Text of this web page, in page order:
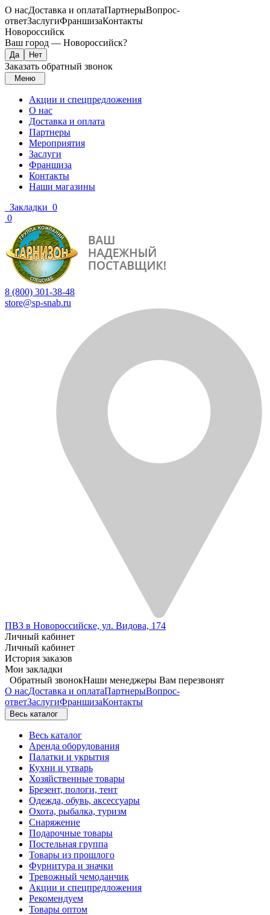
О насДоставка и оплатаПартнерыВопрос-
ответЗаслугиФраншизаКонтакты
Новороссийск
Ваш город — Новороссийск?
Заказать обратный звонок
Меню
Акции и спецпредложения
О нас
Доставка и оплата
Партнеры
Мероприятия
Заслуги
Франшиза
Контакты
Наши магазины
Закладки 0
0
8 (800) 301-38-48
store@sp-snab.ru
ПВЗ в Новороссийске, ул. Видова, 174
Личный кабинет
Личный кабинет
История заказов
Мои закладки
Обратный звонокНаши менеджеры Вам перезвонят
О насДоставка и оплатаПартнерыВопрос-
ответЗаслугиФраншизаКонтакты
Весь каталог
Весь каталог
Аренда оборудования
Палатки и укрытия
Кухни и утварь
Хозяйственные товары
Брезент, пологи, тент
Одежда, обувь, аксессуары
Охота, рыбалка, туризм
Снаряжение
Подарочные товары
Постельная группа
Товары из прошлого
Фурнитура и значки
Тревожный чемоданчик
Акции и спецпредложения
Рекомендуем
Товары оптом